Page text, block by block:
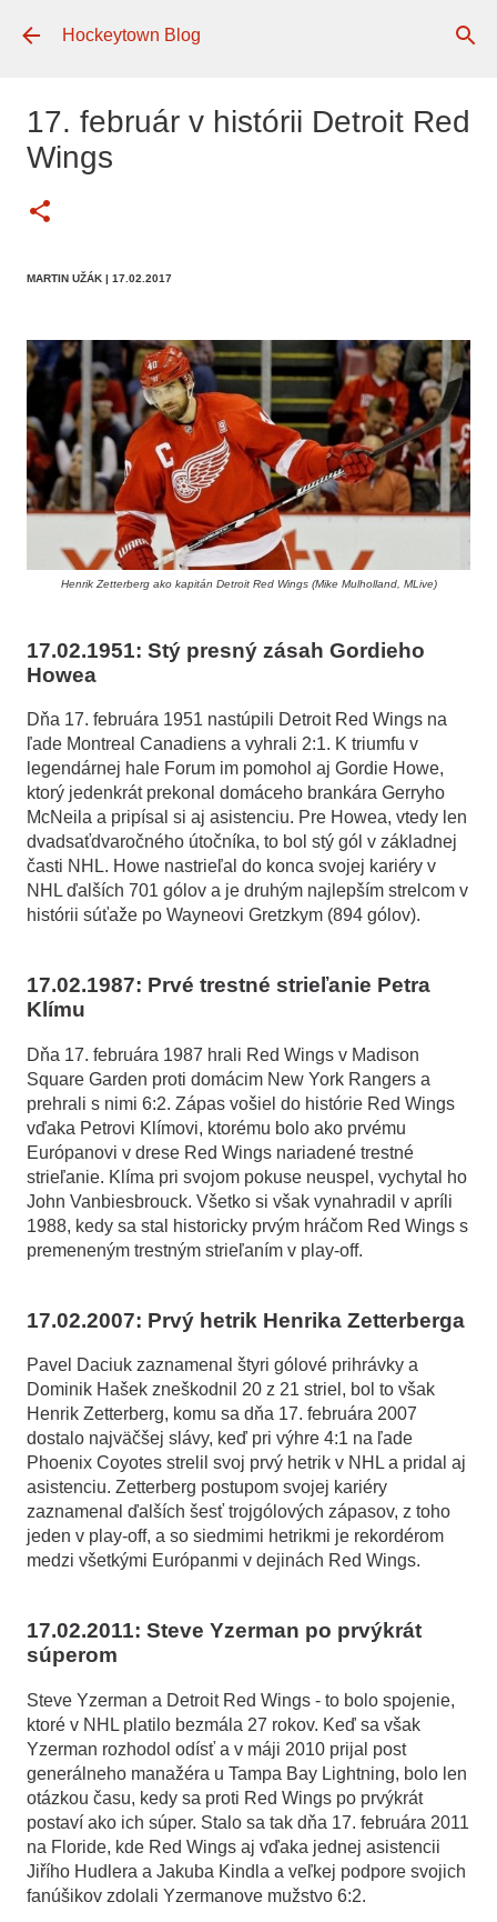
Preskočiť na hlavný obsah
Hockeytown Blog
17. február v histórii Detroit Red
Wings
MARTIN UŽÁK | 17.02.2017
Henrik Zetterberg ako kapitán Detroit Red Wings (Mike Mulholland, MLive)
17.02.1951: Stý presný zásah Gordieho
Howea
Dňa 17. februára 1951 nastúpili Detroit Red Wings na
ľade Montreal Canadiens a vyhrali 2:1. K triumfu v
legendárnej hale Forum im pomohol aj Gordie Howe,
ktorý jedenkrát prekonal domáceho brankára Gerryho
McNeila a pripísal si aj asistenciu. Pre Howea, vtedy len
dvadsaťdvaročného útočníka, to bol stý gól v základnej
časti NHL. Howe nastrieľal do konca svojej kariéry v
NHL ďalších 701 gólov a je druhým najlepším strelcom v
histórii súťaže po Wayneovi Gretzkym (894 gólov).
17.02.1987: Prvé trestné strieľanie Petra
Klímu
Dňa 17. februára 1987 hrali Red Wings v Madison
Square Garden proti domácim New York Rangers a
prehrali s nimi 6:2. Zápas vošiel do histórie Red Wings
vďaka Petrovi Klímovi, ktorému bolo ako prvému
Európanovi v drese Red Wings nariadené trestné
strieľanie. Klíma pri svojom pokuse neuspel, vychytal ho
John Vanbiesbrouck. Všetko si však vynahradil v apríli
1988, kedy sa stal historicky prvým hráčom Red Wings s
premeneným trestným strieľaním v play-off.
17.02.2007: Prvý hetrik Henrika Zetterberga
Pavel Daciuk zaznamenal štyri gólové prihrávky a
Dominik Hašek zneškodnil 20 z 21 striel, bol to však
Henrik Zetterberg, komu sa dňa 17. februára 2007
dostalo najväčšej slávy, keď pri výhre 4:1 na ľade
Phoenix Coyotes strelil svoj prvý hetrik v NHL a pridal aj
asistenciu. Zetterberg postupom svojej kariéry
zaznamenal ďalších šesť trojgólových zápasov, z toho
jeden v play-off, a so siedmimi hetrikmi je rekordérom
medzi všetkými Európanmi v dejinách Red Wings.
17.02.2011: Steve Yzerman po prvýkrát
súperom
Steve Yzerman a Detroit Red Wings - to bolo spojenie,
ktoré v NHL platilo bezmála 27 rokov. Keď sa však
Yzerman rozhodol odísť a v máji 2010 prijal post
generálneho manažéra u Tampa Bay Lightning, bolo len
otázkou času, kedy sa proti Red Wings po prvýkrát
postaví ako ich súper. Stalo sa tak dňa 17. februára 2011
na Floride, kde Red Wings aj vďaka jednej asistencii
Jiřího Hudlera a Jakuba Kindla a veľkej podpore svojich
fanúšikov zdolali Yzermanove mužstvo 6:2.